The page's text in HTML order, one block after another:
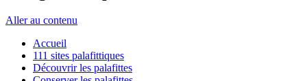
Aller au contenu
Accueil
111 sites palafittiques
Découvrir les palafittes